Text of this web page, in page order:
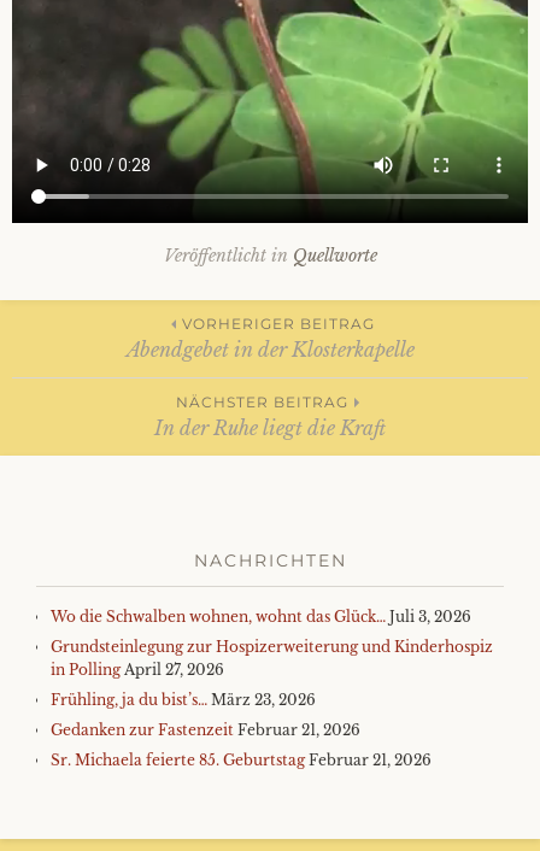
Veröffentlicht in Quellworte
Beitrags-
Navigation
VORHERIGER BEITRAG
Abendgebet in der Klosterkapelle
NÄCHSTER BEITRAG
In der Ruhe liegt die Kraft
NACHRICHTEN
Wo die Schwalben wohnen, wohnt das Glück… Juli 3, 2026
Grundsteinlegung zur Hospizerweiterung und Kinderhospiz
in Polling April 27, 2026
Frühling, ja du bist’s… März 23, 2026
Gedanken zur Fastenzeit Februar 21, 2026
Sr. Michaela feierte 85. Geburtstag Februar 21, 2026